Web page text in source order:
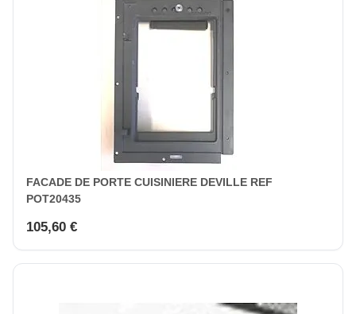
FACADE DE PORTE CUISINIERE DEVILLE REF
POT20435
105,60 €